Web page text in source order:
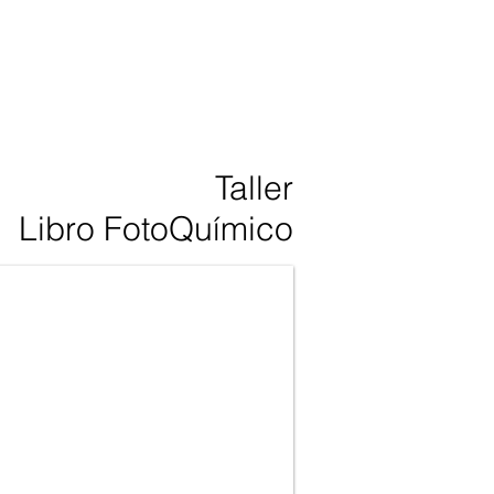
Taller
Libro FotoQuímico